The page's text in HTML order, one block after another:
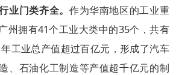
业门类齐全。 作为华南地区的工业重
州拥有41个工业大类中的35个，共有
工业总产值超过百亿元，形成了汽车
、石油化工制造等产值超千亿元的制